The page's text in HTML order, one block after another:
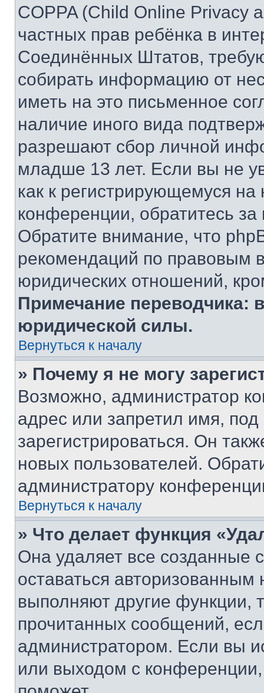
COPPA (Child Online Privacy
частных прав ребёнка в
Соединённых Штатов,
собирать информацию от
иметь на это письменное
наличие иного вида
разрешают сбор личной
младше 13 лет. Если вы не
как к регистрирующемуся
конференции, обратитесь
Обратите внимание, что
рекомендаций по правовым
юридических отношений,
Примечание переводчика:
юридической силы.
Вернуться к началу
» Почему я не могу
Возможно, администратор
адрес или запретил имя,
зарегистрироваться. Он
новых пользователей.
администратору
Вернуться к началу
» Что делает функция
Она удаляет все созданные
оставаться
выполняют другие функции,
прочитанных сообщений,
администратором. Если вы
или выходом с